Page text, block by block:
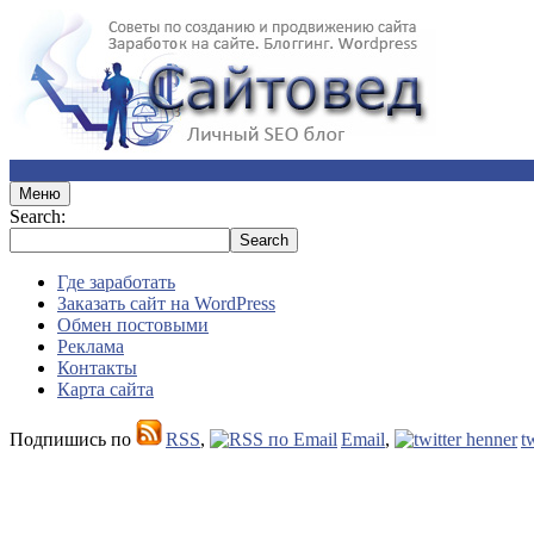
Меню
Search:
Где заработать
Заказать сайт на WordPress
Обмен постовыми
Реклама
Контакты
Карта сайта
Подпишись по RSS, Email,